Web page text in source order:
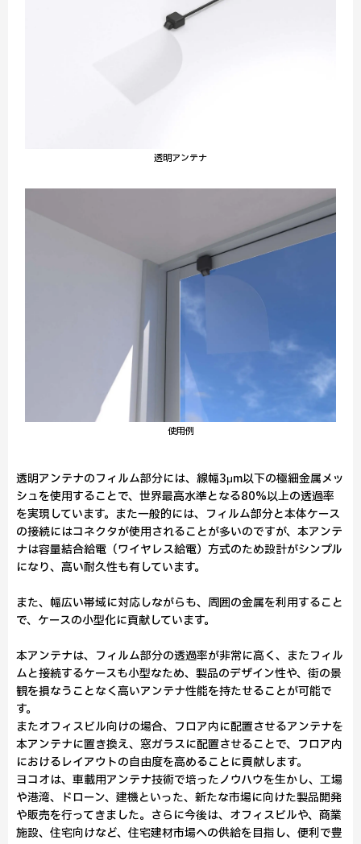
透明アンテナ
使用例
透明アンテナのフィルム部分には、線幅3μm以下の極細金属メッ
シュを使用することで、世界最高水準となる80%以上の透過率
を実現しています。また一般的には、フィルム部分と本体ケース
の接続にはコネクタが使用されることが多いのですが、本アンテ
ナは容量結合給電（ワイヤレス給電）方式のため設計がシンプル
になり、高い耐久性も有しています。
また、幅広い帯域に対応しながらも、周囲の金属を利用すること
で、ケースの小型化に貢献しています。
本アンテナは、フィルム部分の透過率が非常に高く、またフィル
ムと接続するケースも小型なため、製品のデザイン性や、街の景
観を損なうことなく高いアンテナ性能を持たせることが可能で
す。
またオフィスビル向けの場合、フロア内に配置させるアンテナを
本アンテナに置き換え、窓ガラスに配置させることで、フロア内
におけるレイアウトの自由度を高めることに貢献します。
ヨコオは、車載用アンテナ技術で培ったノウハウを生かし、工場
や港湾、ドローン、建機といった、新たな市場に向けた製品開発
や販売を行ってきました。さらに今後は、オフィスビルや、商業
施設、住宅向けなど、住宅建材市場への供給を目指し、便利で豊